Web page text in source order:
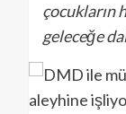
çocukların
geleceğe